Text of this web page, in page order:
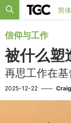
简
信仰与工作
被什么塑
再思工作在
2025-12-22 ——